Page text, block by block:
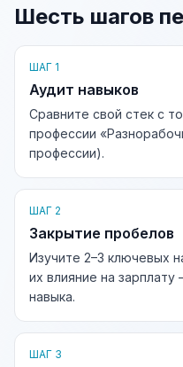
Шесть шагов
ШАГ 1
Аудит навыков
Сравните свой стек с
профессии
профессии).
ШАГ 2
Закрытие пробелов
Изучите 2–3 ключевых
их влияние на
навыка.
ШАГ 3